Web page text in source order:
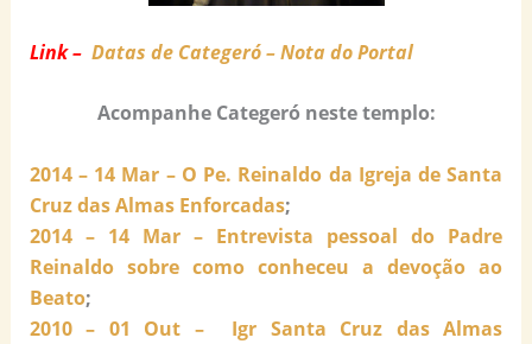
Link – Datas de Categeró – Nota do Portal
Acompanhe Categeró neste templo:
2014 – 14 Mar – O Pe. Reinaldo da Igreja de Santa
Cruz das Almas Enforcadas;
2014 – 14 Mar – Entrevista pessoal do Padre
Reinaldo sobre como conheceu a devoção ao
Beato;
2010 – 01 Out – Igr Santa Cruz das Almas